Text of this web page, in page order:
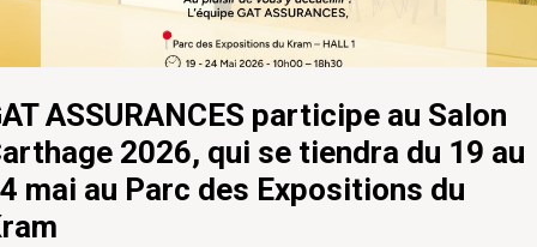
ASSURANCES participe au Salon
2026, qui se tiendra du 19 au
mai au Parc des Expositions du